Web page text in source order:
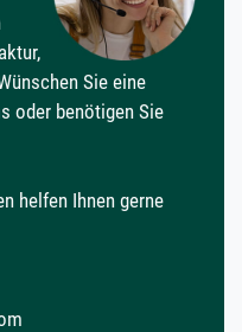
Sie eine
oder benötigen Sie
helfen Ihnen gerne